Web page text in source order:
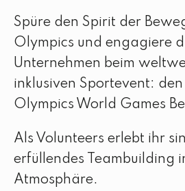
Spüre den Spirit der
Olympics und engagiere
Unternehmen beim
inklusiven Sportevent: den
Olympics World Games
Als Volunteers erlebt ihr
erfüllendes Teambuilding
Atmosphäre.